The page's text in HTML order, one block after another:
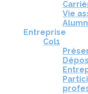
Vie
Entreprise
Col1